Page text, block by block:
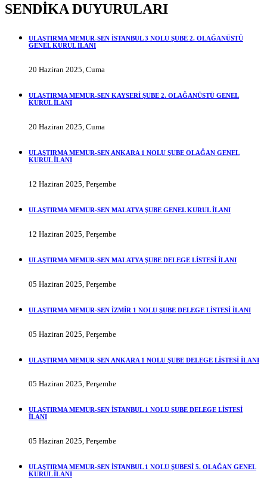
SENDİKA DUYURULARI
ULAŞTIRMA MEMUR-SEN İSTANBUL 3 NOLU ŞUBE 2. OLAĞANÜSTÜ
GENEL KURUL İLANI
20 Haziran 2025, Cuma
ULAŞTIRMA MEMUR-SEN KAYSERİ ŞUBE 2. OLAĞANÜSTÜ GENEL
KURUL İLANI
20 Haziran 2025, Cuma
ULAŞTIRMA MEMUR-SEN ANKARA 1 NOLU ŞUBE OLAĞAN GENEL
KURUL İLANI
12 Haziran 2025, Perşembe
ULAŞTIRMA MEMUR-SEN MALATYA ŞUBE GENEL KURUL İLANI
12 Haziran 2025, Perşembe
ULAŞTIRMA MEMUR-SEN MALATYA ŞUBE DELEGE LİSTESİ İLANI
05 Haziran 2025, Perşembe
ULAŞTIRMA MEMUR-SEN İZMİR 1 NOLU ŞUBE DELEGE LİSTESİ İLANI
05 Haziran 2025, Perşembe
ULAŞTIRMA MEMUR-SEN ANKARA 1 NOLU ŞUBE DELEGE LİSTESİ İLANI
05 Haziran 2025, Perşembe
ULAŞTIRMA MEMUR-SEN İSTANBUL 1 NOLU ŞUBE DELEGE LİSTESİ
İLANI
05 Haziran 2025, Perşembe
ULAŞTIRMA MEMUR-SEN İSTANBUL 1 NOLU ŞUBESİ 5. OLAĞAN GENEL
KURUL İLANI